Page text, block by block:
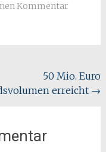
Kommentar
50 Mio. Euro
erreicht →